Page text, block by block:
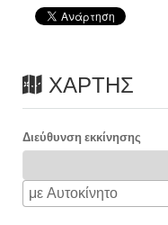
ΧΆΡΤΗΣ
Διεύθυνση εκκίνησης